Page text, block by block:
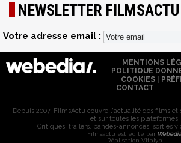
NEWSLETTER FILMSACTU
Votre adresse email :
MENTIONS
POLITIQUE
COOKIES
CONTACT
Depuis 2007, FilmsActu couvre l'actualité des films et
et sur toutes les plateformes.
Critiques, trailers, bandes-annonces, sorties
Filmsactu est édité par
Réalisation Vitalyn